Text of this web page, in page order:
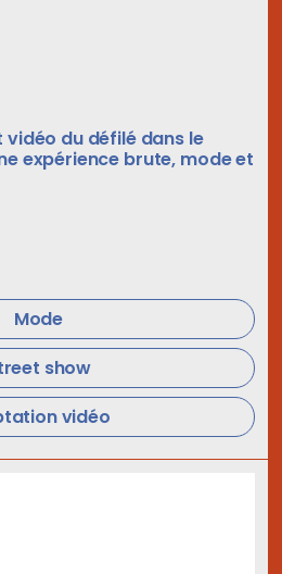
du défilé dans le
expérience brute, mode et
Mode
show
vidéo